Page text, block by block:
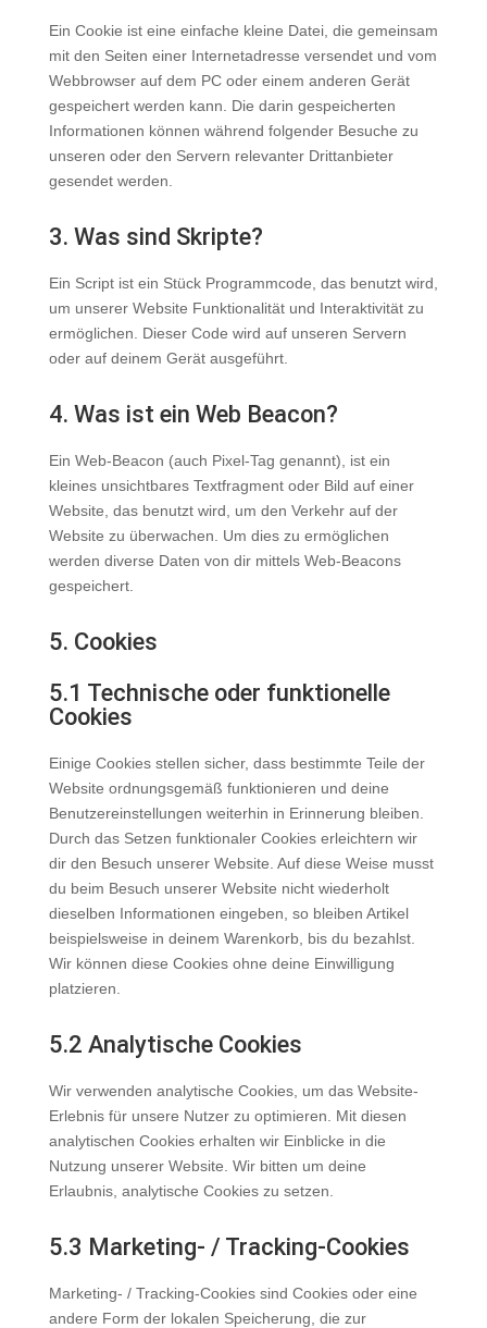
Ein Cookie ist eine einfache kleine Datei, die gemeinsam
mit den Seiten einer Internetadresse versendet und vom
Webbrowser auf dem PC oder einem anderen Gerät
gespeichert werden kann. Die darin gespeicherten
Informationen können während folgender Besuche zu
unseren oder den Servern relevanter Drittanbieter
gesendet werden.
3. Was sind Skripte?
Ein Script ist ein Stück Programmcode, das benutzt wird,
um unserer Website Funktionalität und Interaktivität zu
ermöglichen. Dieser Code wird auf unseren Servern
oder auf deinem Gerät ausgeführt.
4. Was ist ein Web Beacon?
Ein Web-Beacon (auch Pixel-Tag genannt), ist ein
kleines unsichtbares Textfragment oder Bild auf einer
Website, das benutzt wird, um den Verkehr auf der
Website zu überwachen. Um dies zu ermöglichen
werden diverse Daten von dir mittels Web-Beacons
gespeichert.
5. Cookies
5.1 Technische oder funktionelle
Cookies
Einige Cookies stellen sicher, dass bestimmte Teile der
Website ordnungsgemäß funktionieren und deine
Benutzereinstellungen weiterhin in Erinnerung bleiben.
Durch das Setzen funktionaler Cookies erleichtern wir
dir den Besuch unserer Website. Auf diese Weise musst
du beim Besuch unserer Website nicht wiederholt
dieselben Informationen eingeben, so bleiben Artikel
beispielsweise in deinem Warenkorb, bis du bezahlst.
Wir können diese Cookies ohne deine Einwilligung
platzieren.
5.2 Analytische Cookies
Wir verwenden analytische Cookies, um das Website-
Erlebnis für unsere Nutzer zu optimieren. Mit diesen
analytischen Cookies erhalten wir Einblicke in die
Nutzung unserer Website. Wir bitten um deine
Erlaubnis, analytische Cookies zu setzen.
5.3 Marketing- / Tracking-Cookies
Marketing- / Tracking-Cookies sind Cookies oder eine
andere Form der lokalen Speicherung, die zur